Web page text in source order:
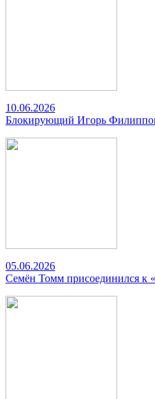
10.06.2026
Блокирующий Игорь Филиппов
05.06.2026
Семён Томм присоединился к